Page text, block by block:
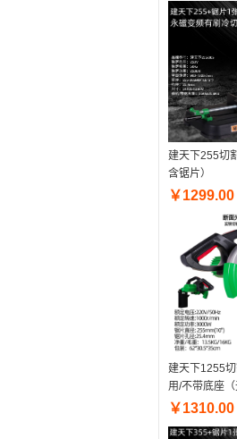
建天下255切
含锯片）
￥1299.00
建天下1255
用/不带底座
片）
￥1310.00